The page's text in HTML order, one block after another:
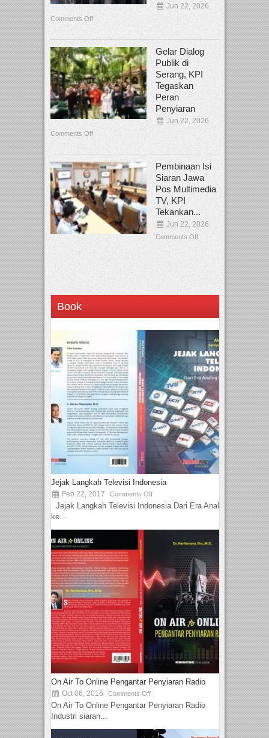
Jun 22, 2026
Comments Off
Gelar Dialog
Publik di
Serang, KPI
Tegaskan
Peran
Penyiaran
Jun 22, 2026
Comments Off
Pembinaan Isi
Siaran Jawa
Pos Multimedia
TV, KPI
Tekankan...
Jun 22, 2026
Comments Off
Book
Jejak Langkah Televisi Indonesia
Feb 22, 2017 Comments Off
Jejak Langkah Televisi Indonesia Dari Era Analog
ke...
On Air To Online Pengantar Penyiaran Radio
Oct 06, 2016 Comments Off
On Air To Online Pengantar Penyiaran Radio
Industri siaran...